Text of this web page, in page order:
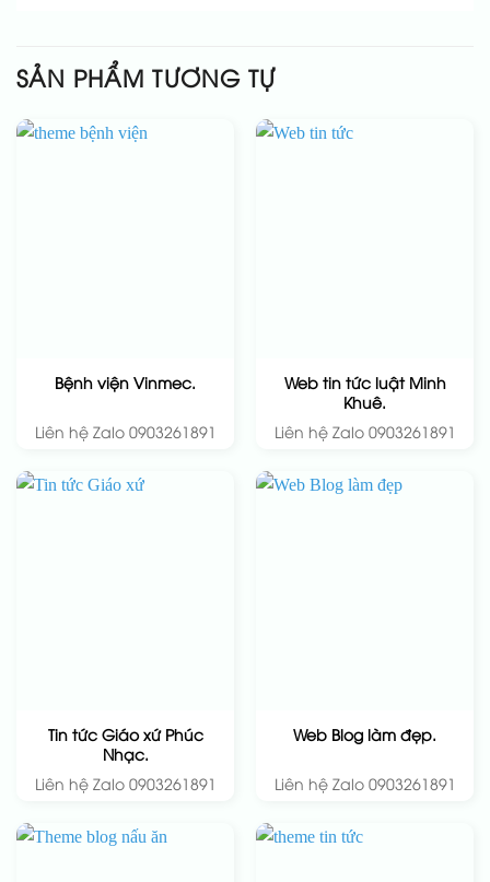
SẢN PHẨM TƯƠNG TỰ
Bệnh viện Vinmec.
Liên hệ Zalo 0903261891
Web tin tức luật Minh
Khuê.
Liên hệ Zalo 0903261891
Tin tức Giáo xứ Phúc
Nhạc.
Liên hệ Zalo 0903261891
Web Blog làm đẹp.
Liên hệ Zalo 0903261891